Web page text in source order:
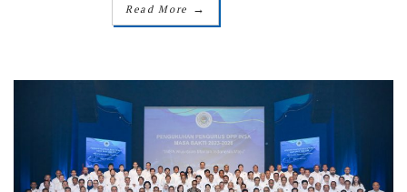
Read More →